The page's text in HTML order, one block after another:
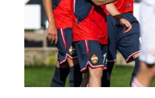
ЮФЛ: Московское дерби на
3 АВГУСТА 2026 14:15